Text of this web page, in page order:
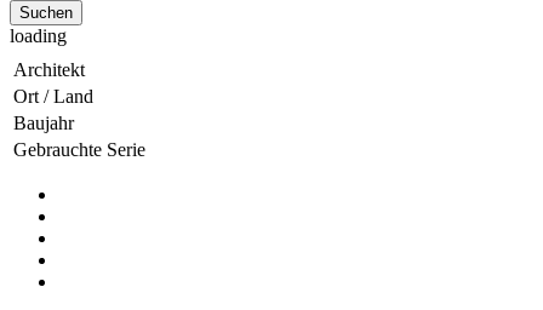
Suchen
loading
Architekt
Ort / Land
Baujahr
Gebrauchte Serie